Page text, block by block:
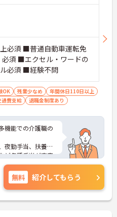
必須 ■普通自動車運転免
須 ■エクセル・ワードの
必須 ■経験不問
OK 残業少なめ
年間休日110日以上
通費支給 退職金制度あり
機能での介護職の
夜勤手当、扶養手
ど各種手当が充実
充実しており、
で、安心して長
トをお伝えします
無料 紹介してもらう